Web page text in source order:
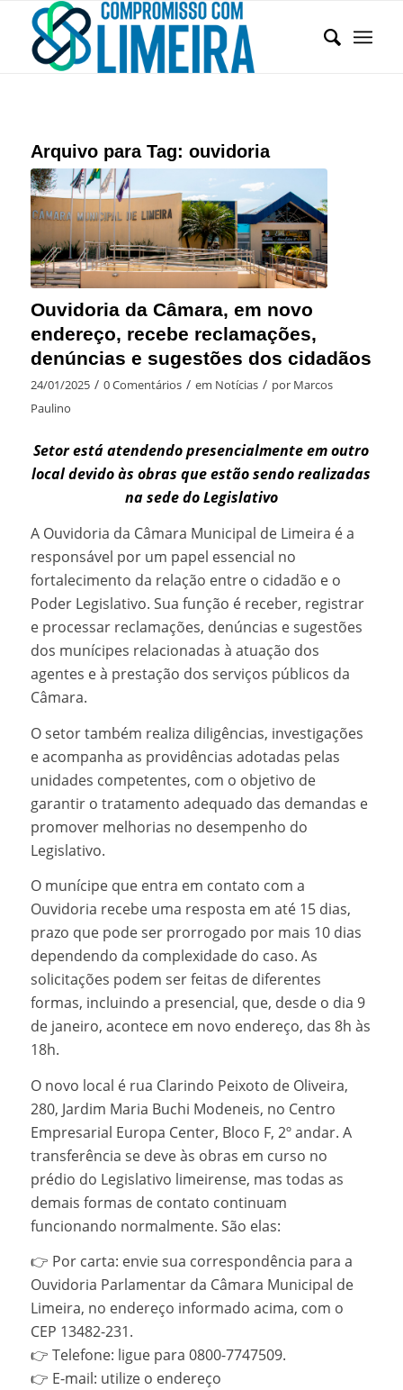
Arquivo para Tag: ouvidoria
Ouvidoria da Câmara, em novo
endereço, recebe reclamações,
denúncias e sugestões dos cidadãos
24/01/2025 / 0 Comentários / em Notícias / por Marcos
Paulino
Setor está atendendo presencialmente em outro
local devido às obras que estão sendo realizadas
na sede do Legislativo
A Ouvidoria da Câmara Municipal de Limeira é a
responsável por um papel essencial no
fortalecimento da relação entre o cidadão e o
Poder Legislativo. Sua função é receber, registrar
e processar reclamações, denúncias e sugestões
dos munícipes relacionadas à atuação dos
agentes e à prestação dos serviços públicos da
Câmara.
O setor também realiza diligências, investigações
e acompanha as providências adotadas pelas
unidades competentes, com o objetivo de
garantir o tratamento adequado das demandas e
promover melhorias no desempenho do
Legislativo.
O munícipe que entra em contato com a
Ouvidoria recebe uma resposta em até 15 dias,
prazo que pode ser prorrogado por mais 10 dias
dependendo da complexidade do caso. As
solicitações podem ser feitas de diferentes
formas, incluindo a presencial, que, desde o dia 9
de janeiro, acontece em novo endereço, das 8h às
18h.
O novo local é rua Clarindo Peixoto de Oliveira,
280, Jardim Maria Buchi Modeneis, no Centro
Empresarial Europa Center, Bloco F, 2º andar. A
transferência se deve às obras em curso no
prédio do Legislativo limeirense, mas todas as
demais formas de contato continuam
funcionando normalmente. São elas:
👉 Por carta: envie sua correspondência para a
Ouvidoria Parlamentar da Câmara Municipal de
Limeira, no endereço informado acima, com o
CEP 13482-231.
👉 Telefone: ligue para 0800-7747509.
👉 E-mail: utilize o endereço